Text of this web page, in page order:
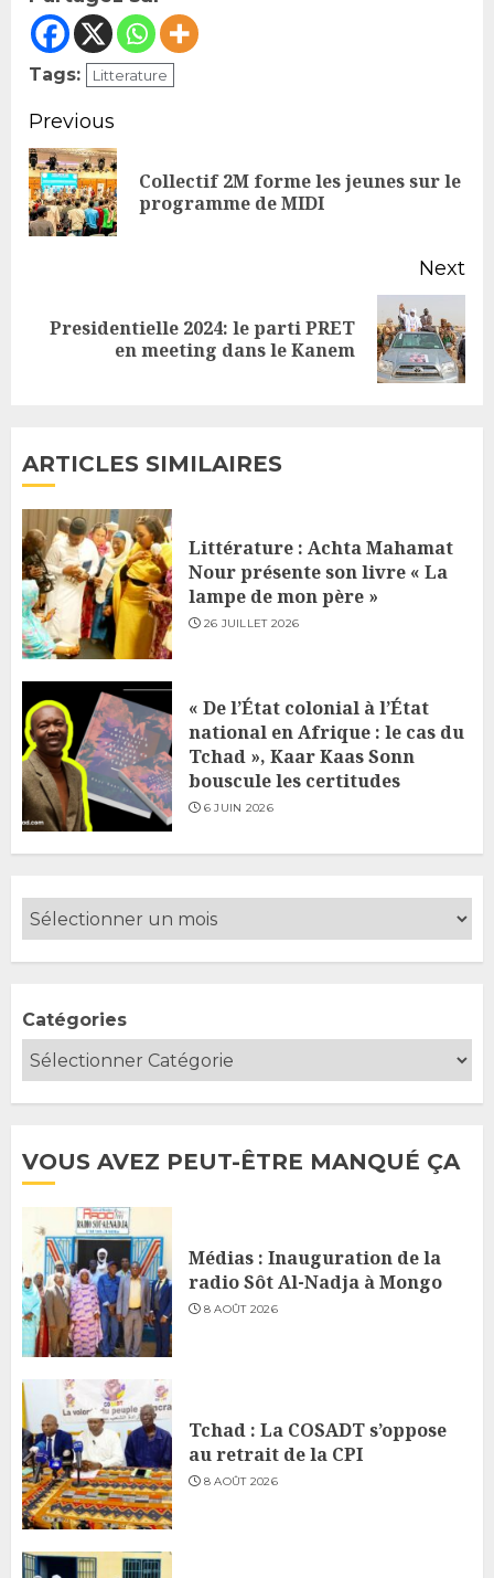
Tags: Litterature
Continue
Reading
Previous
Collectif 2M forme les jeunes sur le
programme de MIDI
Next
Next
Presidentielle 2024: le parti PRET
en meeting dans le Kanem
ARTICLES SIMILAIRES
Littérature : Achta Mahamat
Nour présente son livre « La
lampe de mon père »
26 JUILLET 2026
« De l’État colonial à l’État
national en Afrique : le cas du
Tchad », Kaar Kaas Sonn
bouscule les certitudes
6 JUIN 2026
Catégories
VOUS AVEZ PEUT-ÊTRE MANQUÉ ÇA
Médias : Inauguration de la
radio Sôt Al-Nadja à Mongo
8 AOÛT 2026
Tchad : La COSADT s’oppose
au retrait de la CPI
8 AOÛT 2026